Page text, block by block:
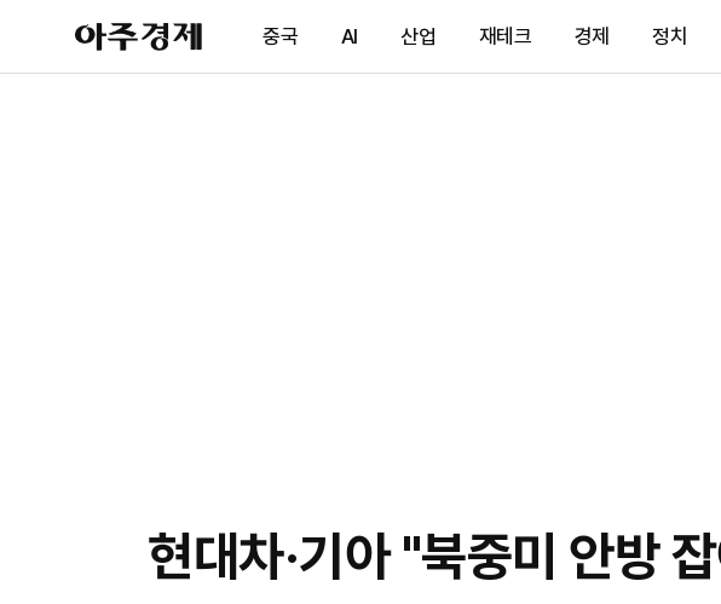
아
주
제
중국 AI 산업 재테크 경제 정치
현대차·기아 "북중미 안방